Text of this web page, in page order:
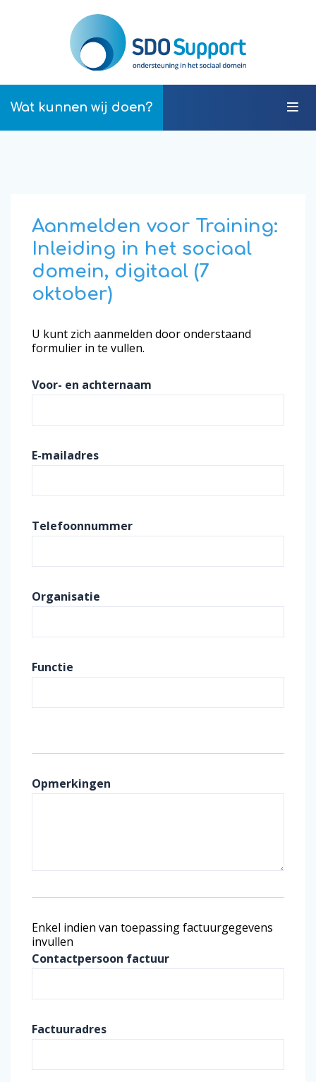
Wat kunnen wij doen?
Aanmelden voor Training:
Inleiding in het sociaal
domein, digitaal (7
oktober)
U kunt zich aanmelden door onderstaand
formulier in te vullen.
Voor- en achternaam
E-mailadres
Telefoonnummer
Organisatie
Functie
Opmerkingen
Enkel indien van toepassing factuurgegevens
invullen
Contactpersoon factuur
Factuuradres